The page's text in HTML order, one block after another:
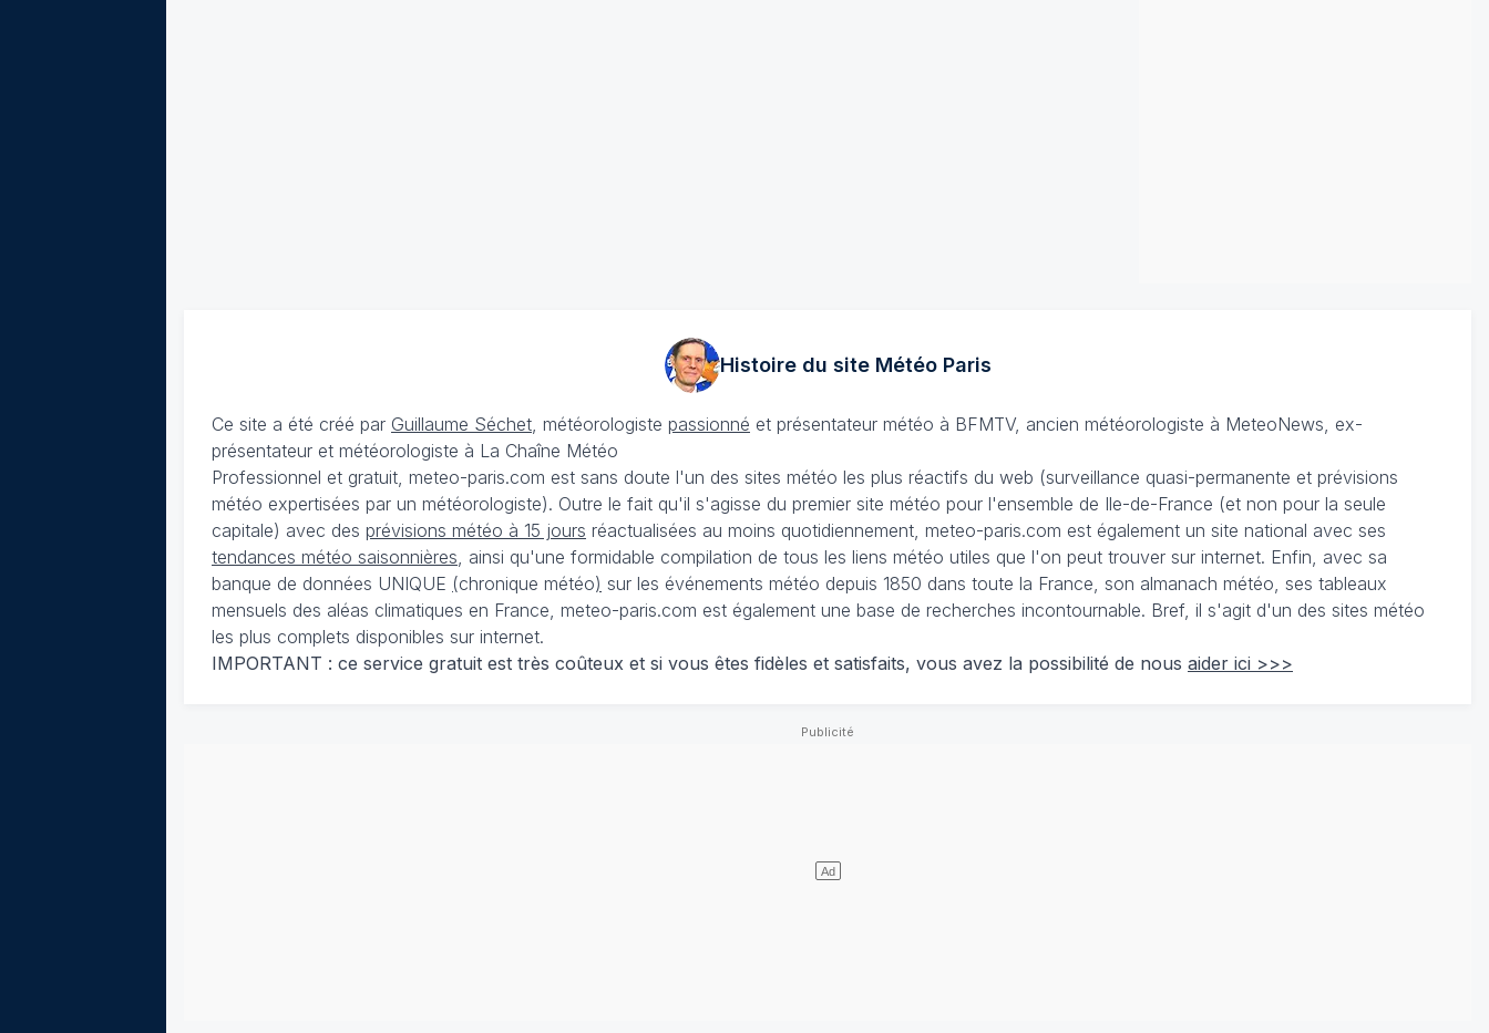
Histoire du site MétéoParis
Ce site a été créé par Guillaume Séchet , météorologiste passionné et présentateur météo à BFMTV, ancien météorologiste à MeteoNews, ex-
présentateur et météorologiste à La Chaîne Météo
Professionnel et gratuit, meteo-paris.com est sans doute l'un des sites météo les plus réactifs du web (surveillance quasi-permanente et prévisions
météo expertisées par un météorologiste). Outre le fait qu'il s'agisse du premier site météo pour l'ensemble de Ile-de-France (et non pour la seule
capitale) avec des prévisions météo à 15 jours réactualisées au moins quotidiennement, meteo-paris.com est également un site national avec ses
tendances météo saisonnières , ainsi qu'une formidable compilation de tous les liens météo utiles que l'on peut trouver sur internet. Enfin, avec sa
banque de données UNIQUE (chronique météo) sur les événements météo depuis 1850 dans toute la France, son almanach météo, ses tableaux
mensuels des aléas climatiques en France, meteo-paris.com est également une base de recherches incontournable. Bref, il s'agit d'un des sites météo
les plus complets disponibles sur internet.
IMPORTANT : ce service gratuit est très coûteux et si vous êtes fidèles et satisfaits, vous avez la possibilité de nous aider ici >>>